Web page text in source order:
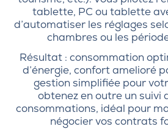
tablette, PC ou tablette
d’automatiser les réglages
chambres ou les
Résultat : consommation
d’énergie, confort amelioré
gestion simplifiée pour
obtenez en outre un suivi
consommations, idéal pour
négocier vos contrats